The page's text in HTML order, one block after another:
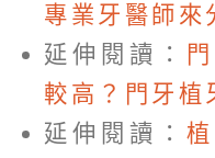
專業牙醫師來
延伸閱讀：
較高？門牙植
延伸閱讀：